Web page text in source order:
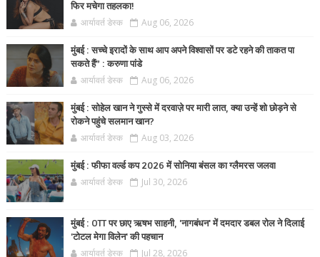
फिर मचेगा तहलका!
आर्यावर्त डेस्क Aug 06, 2026
मुंबई : सच्चे इरादों के साथ आप अपने विश्वासों पर डटे रहने की ताकत पा
सकते हैं” : करुणा पांडे
आर्यावर्त डेस्क Aug 06, 2026
मुंबई : सोहेल खान ने गुस्से में दरवाज़े पर मारी लात, क्या उन्हें शो छोड़ने से
रोकने पहुंचे सलमान खान?
आर्यावर्त डेस्क Aug 03, 2026
मुंबई : फीफा वर्ल्ड कप 2026 में सोनिया बंसल का ग्लैमरस जलवा
आर्यावर्त डेस्क Jul 30, 2026
मुंबई : OTT पर छाए ऋषभ साहनी, 'नागबंधन' में दमदार डबल रोल ने दिलाई
'टोटल मेगा विलेन' की पहचान
आर्यावर्त डेस्क Jul 28, 2026